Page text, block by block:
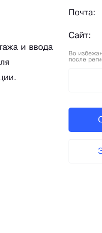
и ввода
Почта:
Сайт:
Во
после